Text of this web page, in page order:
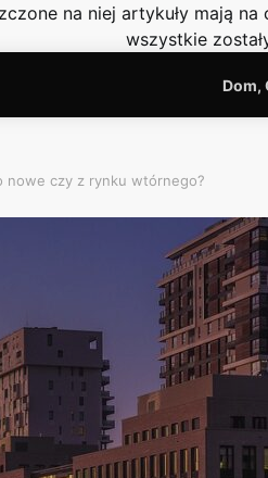
na niej artykuły mają
wszystkie
Dom,
nowe czy z rynku wtórnego?